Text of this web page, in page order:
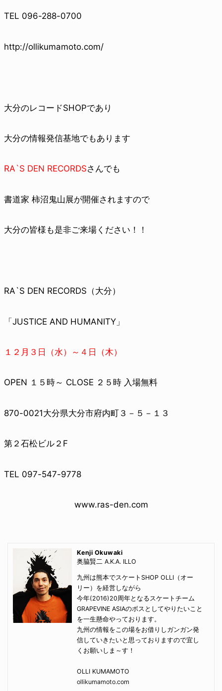
TEL 096-288-0700
http://ollikumamoto.com/
大分のレコードSHOPであり
大分の情報発信基地でもあります
RA`S DEN RECORDSさんでも
書道家 柿沼鬼山展が開催されますので
大分の皆様も是非ご来場ください！！
RA`S DEN RECORDS（大分）
「JUSTICE AND HUMANITY」
１２月３日（水）～４日（木）
OPEN １５時～ CLOSE ２５時 入場無料
870-0021大分県大分市府内町３－５－１３
第２石松ビル２F
TEL 097-547-9778
www.ras-den.com
Kenji Okuwaki
奥脇賢二 A.K.A. ILLO
九州は熊本でスケートSHOP OLLI（オー
リー）を経営しながら
今年(2016)20周年となるスケートチーム
GRAPEVINE ASIAのボスとしてやりたいこと
を一生懸命やっております。
九州の情報をこの場をお借りしガンガン発
信していきたいと思っておりますので宜し
くお願いしま～す！
OLLI KUMAMOTO
ollikumamoto.com